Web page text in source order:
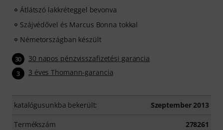
Átlátszó lakkréteggel bevonva
Szájvédővel és Marcus Bonna tokkal
Németországban készült
30 30 napos pénzvisszafizetési garancia
3 3 éves Thomann-garancia
katalógusunkba bekerült: Szeptember 2013
Termékszám 278261